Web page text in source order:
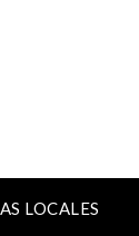
LOCALES